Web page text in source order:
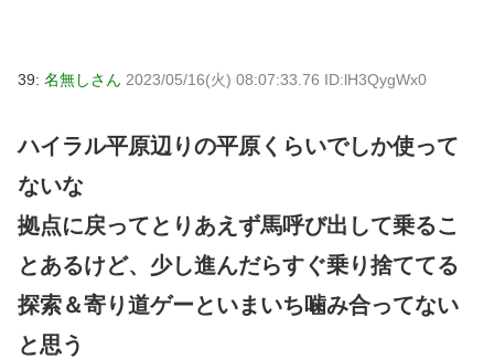
39: 名無しさん 2023/05/16(火) 08:07:33.76 ID:lH3QygWx0
ハイラル平原辺りの平原くらいでしか使って
ないな
拠点に戻ってとりあえず馬呼び出して乗るこ
とあるけど、少し進んだらすぐ乗り捨ててる
探索＆寄り道ゲーといまいち噛み合ってない
と思う